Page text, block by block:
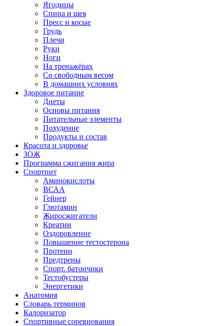
Ягодицы
Спина и шея
Пресс и косые
Грудь
Плечи
Руки
Ноги
На тренажёрах
Со свободным весом
В домашних условиях
Здоровое питание
Диеты
Основы питания
Питательные элементы
Похудение
Продукты и состав
Красота и здоровье
ЗОЖ
Программа сжигания жира
Спортпит
Аминокислоты
ВСАА
Гейнер
Глютамин
Жиросжигатели
Креатин
Оздоровление
Повышение тестостерона
Протеин
Предтрены
Спорт. батончики
Тестобустеры
Энергетики
Анатомия
Словарь терминов
Калоризатор
Спортивные соревнования